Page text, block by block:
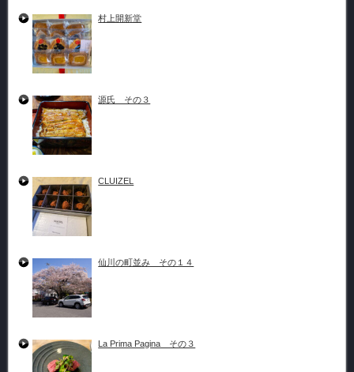
村上開新堂
源氏 その３
CLUIZEL
仙川の町並み その１４
La Prima Pagina その３